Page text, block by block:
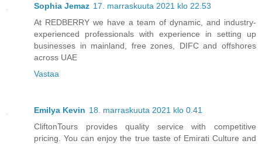
Sophia Jemaz 17. marraskuuta 2021 klo 22.53
At REDBERRY we have a team of dynamic, and industry-
experienced professionals with experience in setting up
businesses in mainland, free zones, DIFC and offshores
across UAE
Vastaa
Emilya Kevin 18. marraskuuta 2021 klo 0.41
CliftonTours provides quality service with competitive
pricing. You can enjoy the true taste of Emirati Culture and